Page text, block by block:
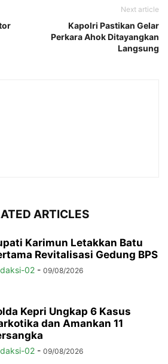
Next article
Kapolri Pastikan Gelar
Perkara Ahok Ditayangkan
Langsung
ARTICLES
Karimun Letakkan Batu
Revitalisasi Gedung BPS
02 - 09/08/2026
Kepri Ungkap 6 Kasus
dan Amankan 11
02 - 09/08/2026